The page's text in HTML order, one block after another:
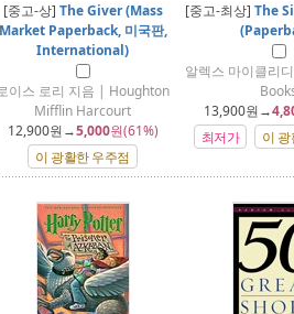
[중고-상] The Giver (Mass
Market Paperback, 미국판,
International)
이스 로리 지음 | Houghton
Mifflin Harcourt
12,900원→5,000원(61%)
이 광활한 우주점
[중고-최상] The
알렉스 마이클리
13,900원→
최저가
이